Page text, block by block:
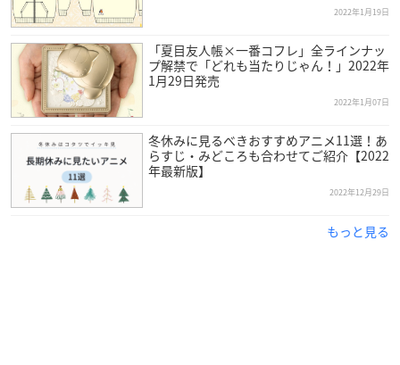
2022年1月19日
「夏目友人帳×一番コフレ」全ラインナッ
プ解禁で「どれも当たりじゃん！」2022年
1月29日発売
2022年1月07日
冬休みに見るべきおすすめアニメ11選！あ
らすじ・みどころも合わせてご紹介【2022
年最新版】
2022年12月29日
もっと見る